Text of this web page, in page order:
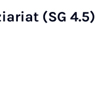
(SG 4.5)